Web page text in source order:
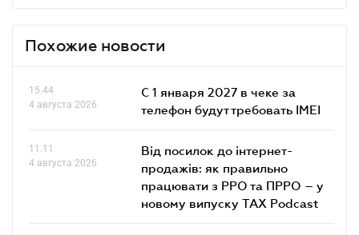
Похожие новости
15.44
4 августа 2026
С 1 января 2027 в чеке за
телефон будут требовать IMEI
11.11
4 августа 2026
Від посилок до інтернет-
продажів: як правильно
працювати з РРО та ПРРО – у
новому випуску TAX Podcast